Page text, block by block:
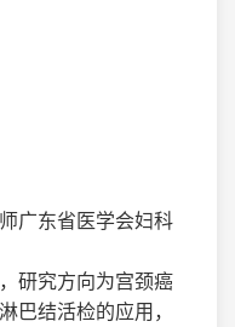
广东省医学会妇科
研究方向为宫颈癌
巴结活检的应用，